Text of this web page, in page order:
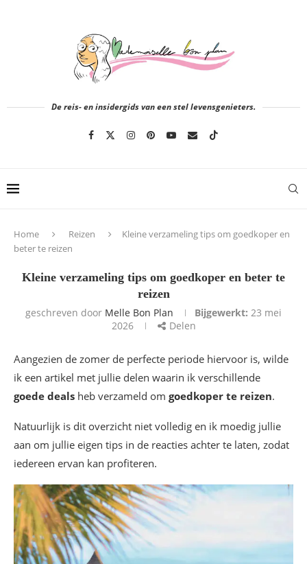
De reis- en insidergids van een stel levensgenieters.
Home Reizen
Kleine verzameling tips om goedkoper en
beter te reizen
Kleine verzameling tips om goedkoper en beter te
reizen
geschreven door Melle Bon Plan Bijgewerkt: 23 mei
2026
Delen
Aangezien de zomer de perfecte periode hiervoor is, wilde
ik een artikel met jullie delen waarin ik verschillende
goede deals heb verzameld om goedkoper te reizen.
Natuurlijk is dit overzicht niet volledig en ik moedig jullie
aan om jullie eigen tips in de reacties achter te laten, zodat
iedereen ervan kan profiteren.